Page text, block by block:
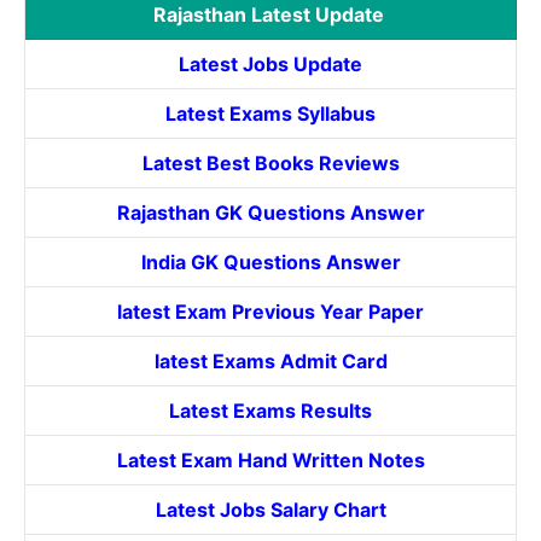
Rajasthan Latest Update
Latest Jobs Update
Latest Exams Syllabus
Latest Best Books Reviews
Rajasthan GK Questions Answer
India GK Questions Answer
latest Exam Previous Year Paper
latest Exams Admit Card
Latest Exams Results
Latest Exam Hand Written Notes
Latest Jobs Salary Chart